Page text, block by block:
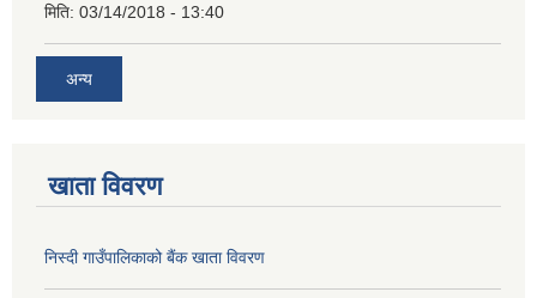
मिति: 03/14/2018 - 13:40
अन्य
खाता विवरण
निस्दी गाउँपालिकाको बैंक खाता विवरण